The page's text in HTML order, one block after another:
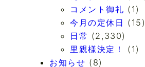
コメント御礼 (1)
今月の定休日 (15)
日常 (2,330)
里親様決定！
(1)
お知らせ (8)